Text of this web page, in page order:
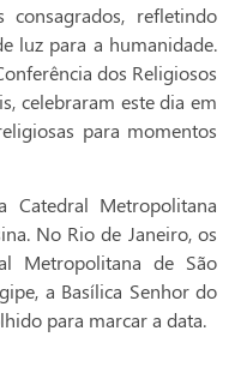
refletindo
luz para a humanidade.
dos Religiosos
celebraram este dia em
para momentos
Catedral Metropolitana
No Rio de Janeiro, os
Metropolitana de São
a Basílica Senhor do
para marcar a data.